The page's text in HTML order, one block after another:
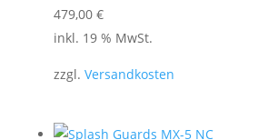
479,00 €
inkl. 19 % MwSt.
zzgl. Versandkosten